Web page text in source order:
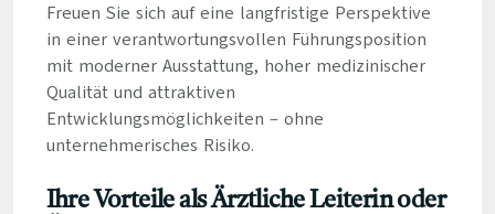
Freuen Sie sich auf eine langfristige Perspektive
in einer verantwortungsvollen Führungsposition
mit moderner Ausstattung, hoher medizinischer
Qualität und attraktiven
Entwicklungsmöglichkeiten – ohne
unternehmerisches Risiko.
Ihre Vorteile als Ärztliche Leiterin oder